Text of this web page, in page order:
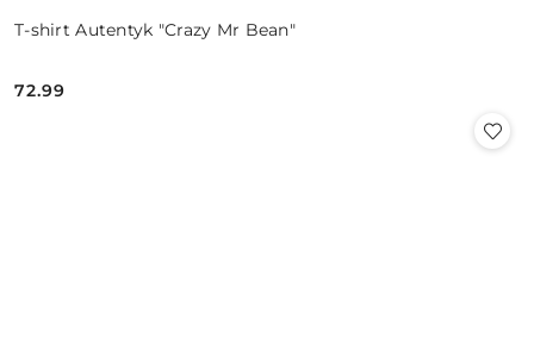
T-shirt Autentyk "Crazy Mr Bean"
Cena:
72.99